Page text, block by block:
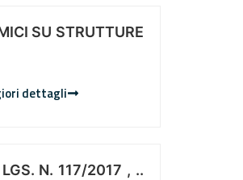
SU STRUTTURE
dettagli
N. 117/2017 , ..